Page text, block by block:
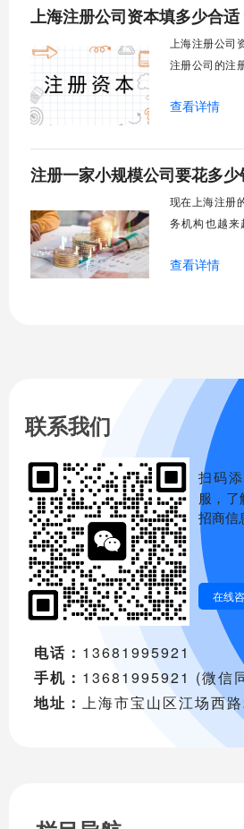
用，并给您一
上海注册公司资本填多少合适
上海注册公司
注册公司的注
限就行了，等
个几十年后，
是也这么想的
查看详情
注册一家小规模公司要花多少
现在上海注册
务机构也越
公司都是由小
查看详情
联系我们
扫码
服，了
招商信
在线
电话： 13681995921
手机： 13681995921 (微信
地址： 上海市宝山区江场西